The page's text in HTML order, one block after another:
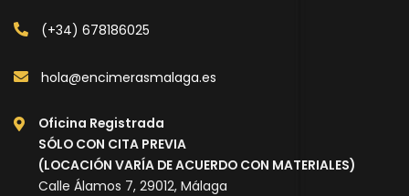
(+34) 678186025
hola@encimerasmalaga.es
Oficina Registrada
SÓLO CON CITA PREVIA
(LOCACIÓN VARÍA DE ACUERDO CON MATERIALES)
Calle Álamos 7, 29012, Málaga